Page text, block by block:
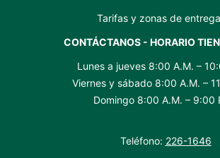
Tarifas y zonas de entrega
CONTÁCTANOS - HORARIO
Lunes a jueves 8:00 A.M. –
Viernes y sábado 8:00 A.M. –
Domingo 8:00 A.M. – 9:00
Teléfono: 226-1646